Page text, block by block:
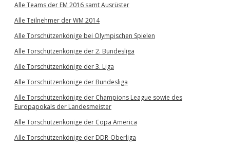
Alle Teams der EM 2016 samt Ausrüster
Alle Teilnehmer der WM 2014
Alle Torschützenkönige bei Olympischen Spielen
Alle Torschützenkönige der 2. Bundesliga
Alle Torschützenkönige der 3. Liga
Alle Torschützenkönige der Bundesliga
Alle Torschützenkönige der Champions League sowie des
Europapokals der Landesmeister
Alle Torschützenkönige der Copa America
Alle Torschützenkönige der DDR-Oberliga